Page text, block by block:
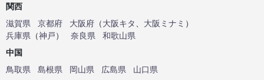
関西
滋賀県
京都府 大阪府 （大阪キタ 大阪ミナミ ）
兵庫県 （神戸） 奈良県
和歌山県
中国
鳥取県
島根県 岡山県 広島県
山口県